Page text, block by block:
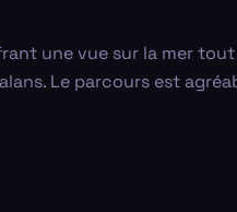
une vue sur la mer
Le parcours est